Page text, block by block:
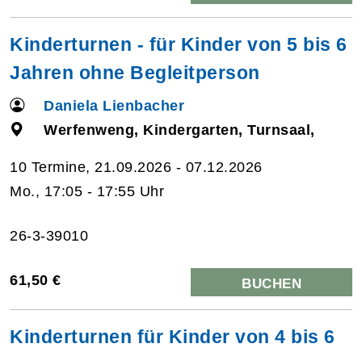
Kinderturnen - für Kinder von 5 bis 6
Jahren ohne Begleitperson
Daniela Lienbacher
Werfenweng, Kindergarten, Turnsaal,
10 Termine, 21.09.2026 - 07.12.2026
Mo., 17:05 - 17:55 Uhr
26-3-39010
61,50 € BUCHEN
Kinderturnen für Kinder von 4 bis 6